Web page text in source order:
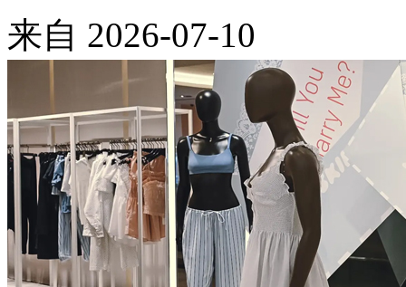
来自 2026-07-10